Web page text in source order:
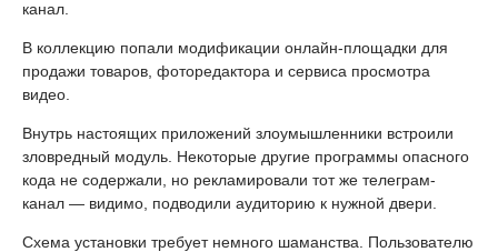
канал.
В коллекцию попали модификации онлайн-площадки для
продажи товаров, фоторедактора и сервиса просмотра
видео.
Внутрь настоящих приложений злоумышленники встроили
зловредный модуль. Некоторые другие программы опасного
кода не содержали, но рекламировали тот же телеграм-
канал — видимо, подводили аудиторию к нужной двери.
Схема установки требует немного шаманства. Пользователю